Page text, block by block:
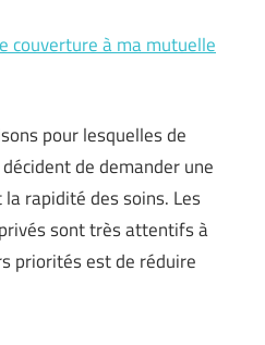
couverture à ma mutuelle
pour lesquelles de
de demander une
rapidité des soins. Les
sont très attentifs à
priorités est de réduire